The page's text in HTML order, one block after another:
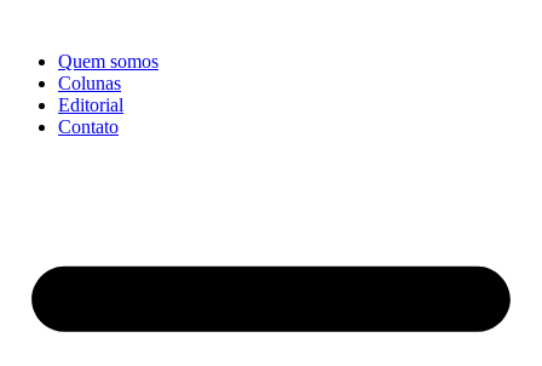
conteúdo
Quem somos
Colunas
Editorial
Contato